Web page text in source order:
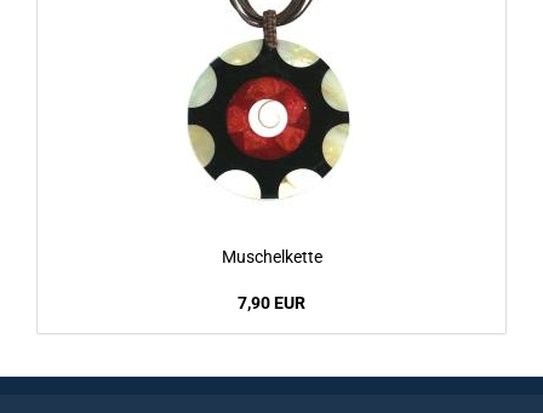
Mu­schel­ket­te
7,90 EUR